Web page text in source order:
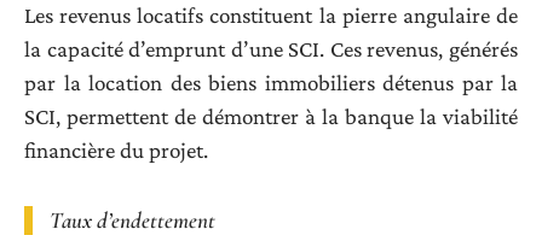
Les revenus locatifs constituent la pierre angulaire de
la capacité d’emprunt d’une SCI. Ces revenus, générés
par la location des biens immobiliers détenus par la
SCI, permettent de démontrer à la banque la viabilité
financière du projet.
Taux d’endettement